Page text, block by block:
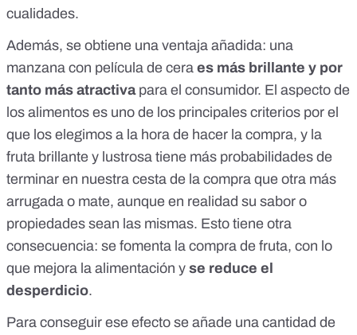
cualidades.
Además, se obtiene una ventaja añadida: una
manzana con película de cera es más brillante y por
tanto más atractivapara el consumidor. El aspecto de
los alimentos es uno de los principales criterios por el
que los elegimos a la hora de hacer la compra, y la
fruta brillante y lustrosa tiene más probabilidades de
terminar en nuestra cesta de la compra que otra más
arrugada o mate, aunque en realidad su sabor o
propiedades sean las mismas. Esto tiene otra
consecuencia: se fomenta la compra de fruta, con lo
que mejora la alimentación y se reduce el
desperdicio.
Para conseguir ese efecto se añade una cantidad de